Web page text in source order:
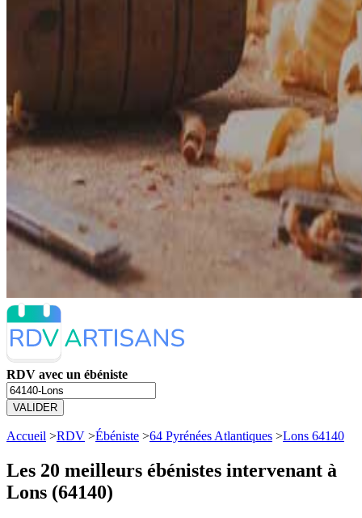
RDV avec un ébéniste
VALIDER
Accueil >RDV >Ébéniste >64 Pyrénées Atlantiques >Lons 64140
Les 20 meilleurs ébénistes intervenant à
Lons (64140)